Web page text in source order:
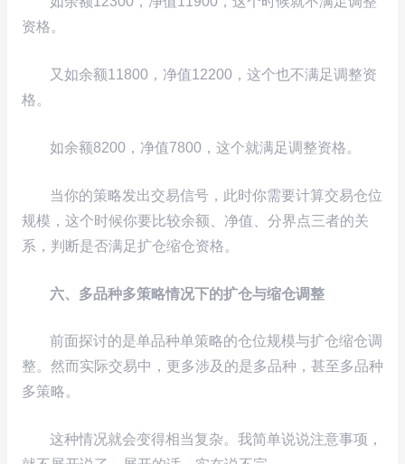
资格。
又如余额11800，净值12200，这个也不满足调整资
格。
如余额8200，净值7800，这个就满足调整资格。
当你的策略发出交易信号，此时你需要计算交易仓位
规模，这个时候你要比较余额、净值、分界点三者的关
系，判断是否满足扩仓缩仓资格。
六、多品种多策略情况下的扩仓与缩仓调整​​​​​​​
前面探讨的是单品种单策略的仓位规模与扩仓缩仓调
整。然而实际交易中，更多涉及的是多品种，甚至多品种
多策略。
这种情况就会变得相当复杂。我简单说说注意事项，